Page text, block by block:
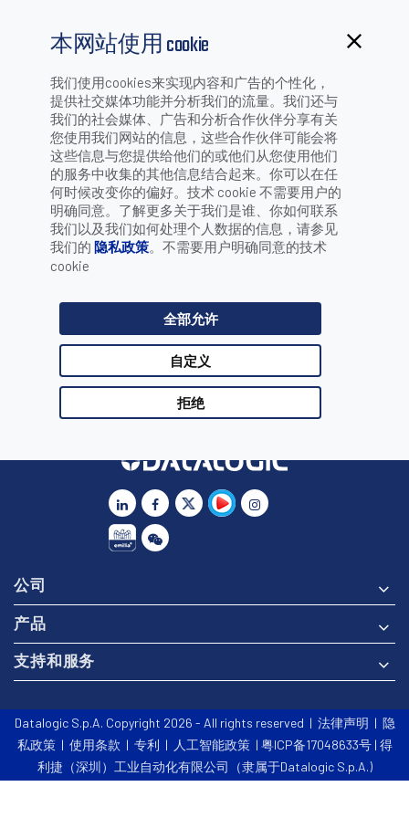
本网站使用 cookie
我们使用cookies来实现内容和广告的个性化，
提供社交媒体功能并分析我们的流量。我们还与
我们的社会媒体、广告和分析合作伙伴分享有关
您使用我们网站的信息，这些合作伙伴可能会将
这些信息与您提供给他们的或他们从您使用他们
的服务中收集的其他信息结合起来。你可以在任
何时候改变你的偏好。技术 cookie 不需要用户的
明确同意。了解更多关于我们是谁、你如何联系
我们以及我们如何处理个人数据的信息，请参见
我们的 隐私政策。不需要用户明确同意的技术
cookie
全部允许
自定义
拒绝
组织
凭借50年来的专业挑战和市场领导地位，DATALOGIC得利捷
不断精简其组织以致力于未来发展。DATALOGIC得利捷一直
推动并引领了自动数据采集和工厂自动化的发展，知道如何
本地化地使其结构适应目标行业的未来需求。DATALOGIC得
利捷的产品和解决方案可以满足零售、制造、运输和物流以
最佳的服务和适当的行业专业知识，将公司划分成三个主要
地区：欧洲、中东、非洲和印度（EMEAI）；美洲；及亚太
地区（APAC）。对于DATALOGIC得利捷而言，这个组织架
构在业务前景和流程方面，提供了更高一层的视图。
DOWNLOAD ORGANIZATION CHART
公司
产品
支持和服务
Datalogic S.p.A. Copyright 2026 - All rights reserved | 法律声明 | 隐
私政策| 使用条款 | 专利 | 人工智能政策| 粤ICP备17048633号 | 得
利捷（深圳）工业自动化有限公司（隶属于Datalogic S.p.A.)